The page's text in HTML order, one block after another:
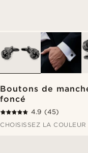
Boutons de
foncé
4.9 (45)
CHOISISSEZ LA COULEUR